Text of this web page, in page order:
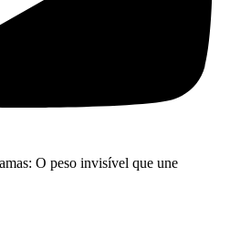
O peso invisível que une